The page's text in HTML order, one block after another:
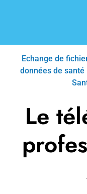
Solutions
Paroles
Contact
Echange de
données de santé
Le